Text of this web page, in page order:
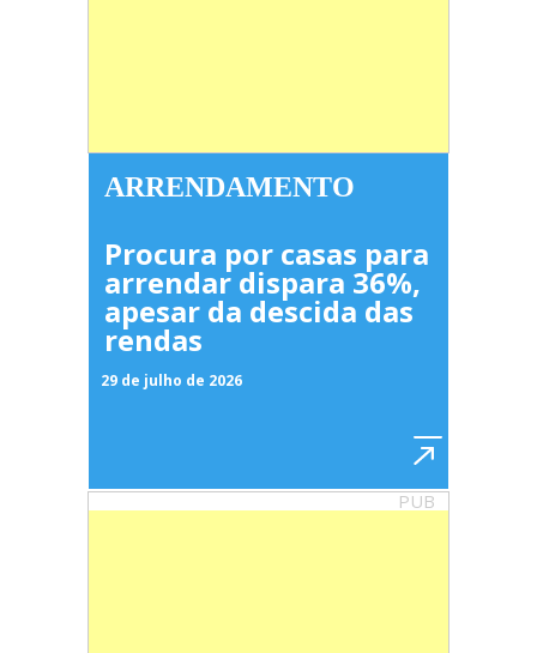
ARRENDAMENTO
Procura por casas para
arrendar dispara 36%,
apesar da descida das
rendas
29 de julho de 2026
PUB